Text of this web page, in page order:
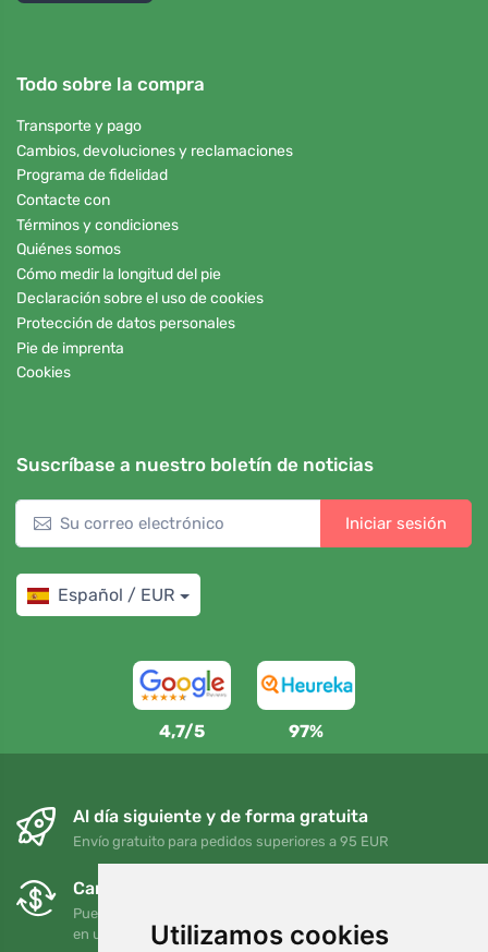
Utilizamos cookies
Todo sobre la compra
Transporte y pago
Cambios, devoluciones y reclamaciones
Programa de fidelidad
Contacte con
Términos y condiciones
Quiénes somos
Cómo medir la longitud del pie
Declaración sobre el uso de cookies
Protección de datos personales
Pie de imprenta
Cookies
Suscríbase a nuestro boletín de noticias
Iniciar sesión
Español / EUR
4,7/5 97%
Al día siguiente y de forma gratuita
Envío gratuito para pedidos superiores a 95 EUR
Cambios y devoluciones gratuitos
Puede devolver o cambiar su pedido en cualquier momento
en un plazo de 90 días